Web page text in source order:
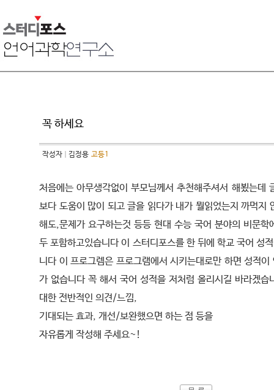
꼭 하세요
작성자 김정용 고등1
처음에는 아무생각없이 부모님께서 추천해주셔서 해뵜는데
보다 도움이 많이 되고 글을 읽다가 내가 뭘읽었는지 까먹지
해도,문제가 요구하는것 등등 현대 수능 국어 분야의 비문학
두 포함하고있습니다 이 스터디포스를 한 뒤에 학교 국어 성
니다 이 프로그렘은 프로그램에서 시키는대로만 하면 성적이
가 없습니다 꼭 해서 국어 성적을 저처럼 올리시길 바라겠습
대한 전반적인 의견/느낌,
기대되는 효과, 개선/보완했으면 하는 점 등을
자유롭게 작성해 주세요~!